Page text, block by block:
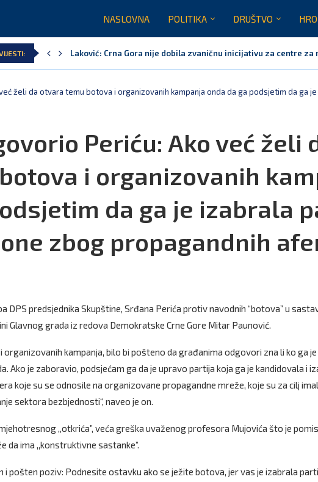
NASLOVNA POLITIKA DRUŠTVO
Laković: Crna Gora nije dobila zvaničnu inicijativu za centre za
Crna Gora neće biti domaćin migrantskih centara
Aerodromi Crne Gore za sedam mjeseci opslužili dva miliona
EPCG: Sistem stabilan, Termoelektrana Pljevlja ponovo u
Spajić: Crna Gora neće prihvatiti centre EU za repatrijaciju
želi da otvara temu botova i organizovanih kampanja onda da ga podsjetim da ga
Periću: Ako već želi
i organizovanih
da ga je izabrala
zbog propagandnih
predsjednika Skupštine, Srđana Perića protiv navodnih “botova” u
Glavnog grada iz redova Demokratske Crne Gore Mitar Paunović.
organizovanih kampanja, bilo bi pošteno da građanima odgovori zna li ko ga
Ako je zaboravio, podsjećam ga da je upravo partija koja ga je kandidovala i
koje su se odnosile na organizovane propagandne mreže, koje su za cilj
sektora bezbjednosti“, naveo je on.
,,otkrića”, veća greška uvaženog profesora Mujovića što je
da ima ,,konstruktivne sastanke”.
i pošten poziv: Podnesite ostavku ako se ježite botova, jer vas je izabrala